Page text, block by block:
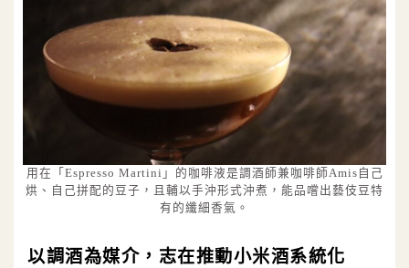
用在「Espresso Martini」的咖啡液是調酒師兼咖啡師Amis自己
烘、自己拼配的豆子，且輔以手沖形式沖煮，能品嚐出藝伎豆特
有的纖細香氣。
以調酒為媒介，志在推動小米酒系統化